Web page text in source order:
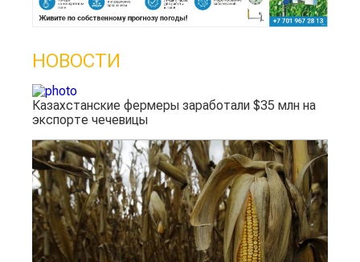
НОВОСТИ
Казахстанские фермеры заработали $35 млн на
экспорте чечевицы